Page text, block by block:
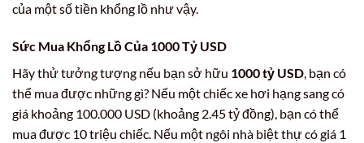
của một số tiền khổng lồ như vậy.
Sức Mua Khổng Lồ Của 1000 Tỷ USD
Hãy thử tưởng tượng nếu bạn sở hữu 1000 tỷ USD, bạn có
thể mua được những gì? Nếu một chiếc xe hơi hạng sang có
giá khoảng 100.000 USD (khoảng 2.45 tỷ đồng), bạn có thể
mua được 10 triệu chiếc. Nếu một ngôi nhà biệt thự có giá 1